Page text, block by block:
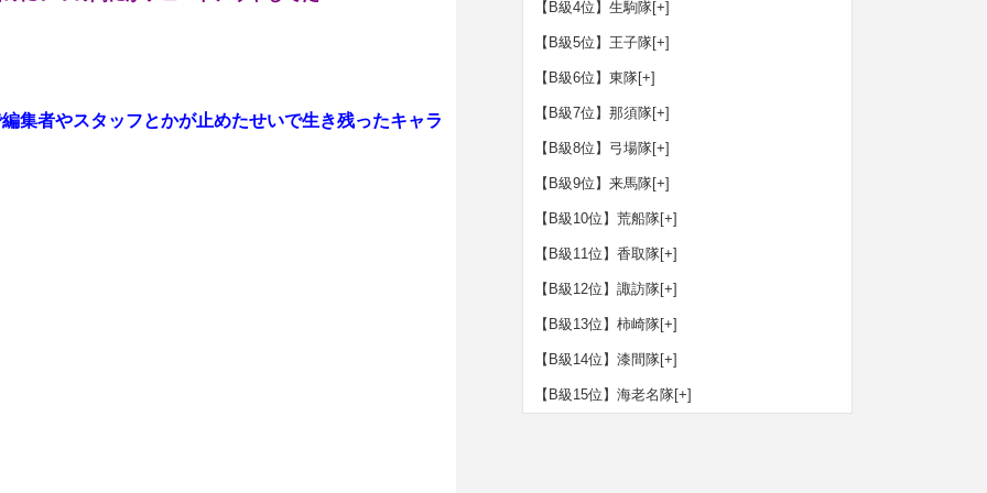
集者やスタッフとかが止めたせいで生き残ったキャラ
【B級4位】生駒隊[+]
【B級5位】王子隊[+]
【B級6位】東隊[+]
【B級7位】那須隊[+]
【B級8位】弓場隊[+]
【B級9位】来馬隊[+]
【B級10位】荒船隊[+]
【B級11位】香取隊[+]
【B級12位】諏訪隊[+]
【B級13位】柿崎隊[+]
【B級14位】漆間隊[+]
【B級15位】海老名隊[+]